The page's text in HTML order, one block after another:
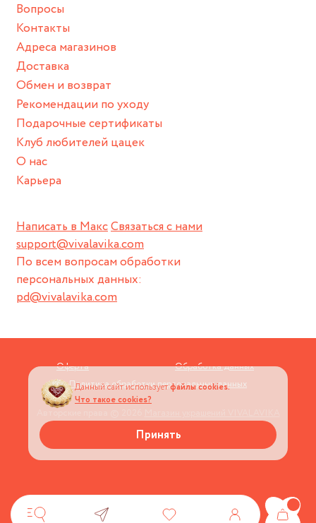
Написать в МаксСвязаться с нами
support@vivalavika.com
По всем вопросам обработки
персональных данных:
pd@vivalavika.com
Вопросы
Контакты
Адреса магазинов
Доставка
Обмен и возврат
Рекомендации по уходу
Подарочные сертификаты
Клуб любителей цацек
О нас
Карьера
Оферта
Обработка данных
Политика обработки персональных данных
Данный сайт используетфайлы cookies.
Что такое cookies?
Принять